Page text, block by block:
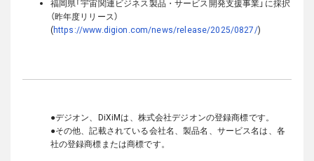
福岡県「宇宙関連ビジネス製品・サービス開発支援事業」に採択
（昨年度リリース）
(https://www.digion.com/news/release/2025/0827/)
●デジオン、DiXiMは、株式会社デジオンの登録商標です。
●その他、記載されている会社名、製品名、サービス名は、各
社の登録商標または商標です。